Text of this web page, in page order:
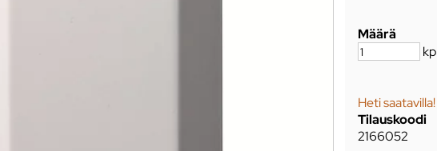
Määrä
Heti
Tilauskoodi
2166052